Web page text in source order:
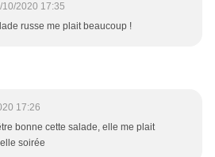
10/2020 17:35
russe me plait beaucoup !
17:26
bonne cette salade, elle me plait
soirée